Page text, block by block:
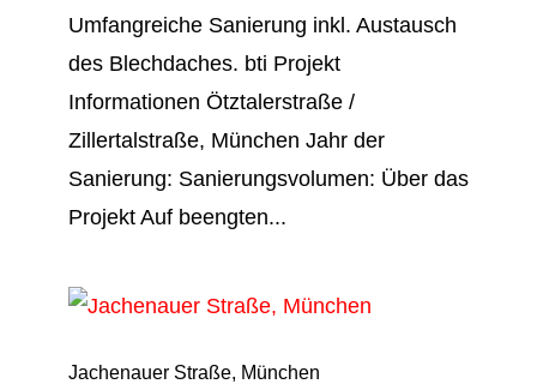
Umfang­reiche Sa­nierung inkl. Aus­tausch
des Blech­daches. bti Projekt
Informationen Ötztalerstraße /
Zillertalstraße, München Jahr der
Sanierung: San­ierungs­volumen: Über das
Projekt Auf beengten...
Jachenauer Straße, München